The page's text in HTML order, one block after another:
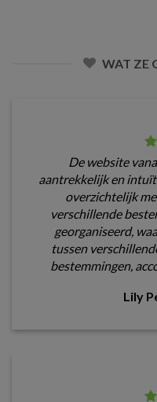
WAT ZE
De website
aantrekkelijk en
overzichtelijk
verschillende
georganiseerd,
tussen
bestemmingen,
Lily